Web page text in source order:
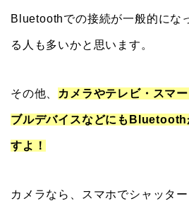
Bluetoothでの接続が一般的にな
る人も多いかと思います。
その他、 カメラやテレビ・スマ
ブルデバイスなどにもBluetooth
すよ！
カメラなら、スマホでシャッタ